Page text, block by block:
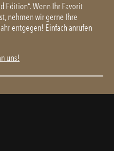
Edition“. Wenn Ihr Favorit
nehmen wir gerne Ihre
entgegen! Einfach anrufen
uns!